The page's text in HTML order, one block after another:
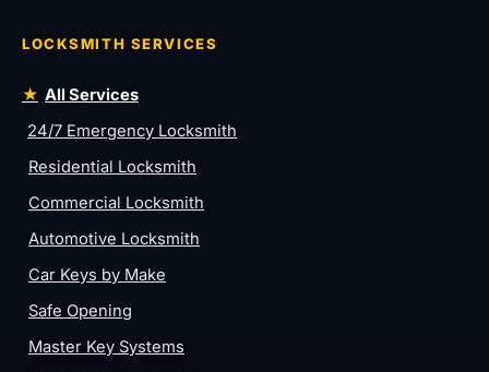
LOCKSMITH SERVICES
All Services
24/7 Emergency Locksmith
Residential Locksmith
Commercial Locksmith
Automotive Locksmith
Car Keys by Make
Safe Opening
Master Key Systems